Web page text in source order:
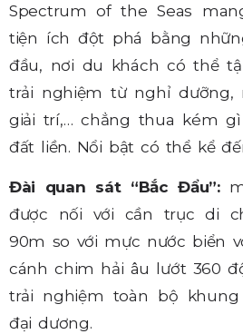
Spectrum of the Seas
tiện ích đột phá bằng
đầu, nơi du khách có thể
trải nghiệm từ nghỉ dưỡng,
giải trí,… chẳng thua kém
đất liền. Nổi bật có thể kể
Đài quan sát “Bắc Đẩu”:
được nối với cần trục di
90m so với mực nước biển
cánh chim hải âu lướt 360
trải nghiệm toàn bộ
đại dương.